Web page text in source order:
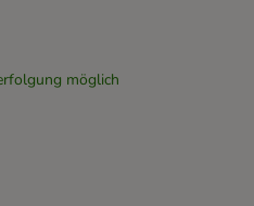
möglich